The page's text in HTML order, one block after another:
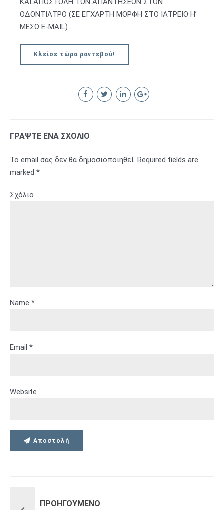
ΟΔΟΝΤΙΑΤΡΟ (ΣΕ ΕΓΧΑΡΤΗ ΜΟΡΦΗ ΣΤΟ ΙΑΤΡΕΙΟ Η’
ΜΕΣΩ Ε-MAIL).
Κλείσε τώρα ραντεβού!
ΓΡΆΨΤΕ ΈΝΑ ΣΧΌΛΙΟ
Το email σας δεν θα δημοσιοποιηθεί. Required fields are
marked *
Σχόλιο
Name *
Email *
Website
Αποστολή
ΠΡΟΗΓΟΎΜΕΝΟ